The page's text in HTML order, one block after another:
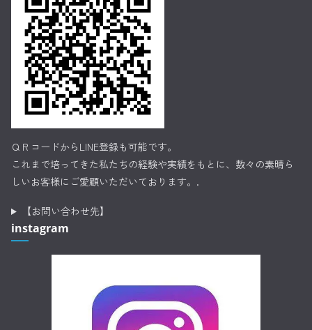
ＱＲコードからLINE登録も可能です。
これまで培ってきた私たちの経験や実績をもとに、数々の素晴ら
しいお客様にご愛顧いただいております。.
【お問い合わせ先】
instagram